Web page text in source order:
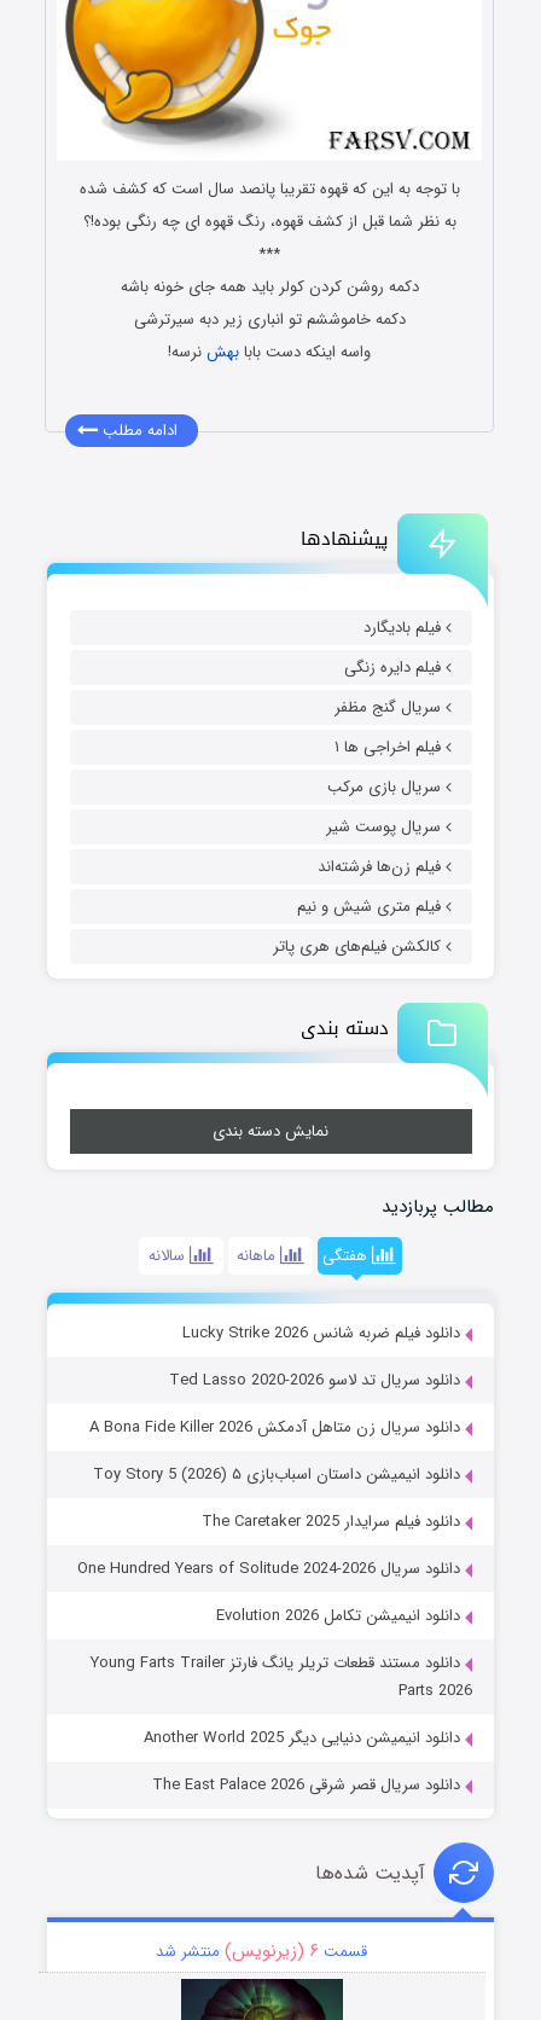
پیشنهادها
فیلم بادیگارد
فیلم دایره زنگی
سریال گنج مظفر
فیلم اخراجی ها ۱
سریال بازی مرکب
سریال پوست شیر
فیلم زن‌ها فرشته‌اند
فیلم متری شیش و نیم
کالکشن فیلم‌های هری پاتر
دسته بندی
نمایش دسته بندی
مطالب پربازدید
هفتگی ماهانه سالانه
دانلود فیلم ضربه شانس Lucky Strike 2026
دانلود سریال تد لاسو Ted Lasso 2020-2026
دانلود سریال زن متاهل آدمکش A Bona Fide Killer 2026
دانلود انیمیشن داستان اسباب‌بازی ۵ Toy Story 5 (2026)
دانلود فیلم سرایدار The Caretaker 2025
دانلود سریال One Hundred Years of Solitude 2024-2026
دانلود انیمیشن تکامل Evolution 2026
دانلود مستند قطعات تریلر یانگ فارتز Young Farts Trailer
Parts 2026
دانلود انیمیشن دنیایی دیگر Another World 2025
دانلود سریال قصر شرقی The East Palace 2026
با توجه به این که قهوه تقریبا پانصد سال است که کشف شده
به نظر شما قبل از کشف قهوه، رنگ قهوه ای چه رنگی بوده!؟
***
دکمه روشن کردن کولر باید همه جای خونه باشه
دکمه خاموششم تو انباری زیر دبه سیرترشی
واسه اینکه دست بابابهشنرسه!
ادامه مطلب
آپدیت شده‌ها
قسمت ۶ (زیرنویس) منتشر شد